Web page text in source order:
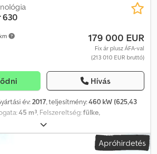
630
179 000 EUR
Fix ár plusz ÁFA-val
(213 010 EUR bruttó)
Hívás
év:2017, teljesítmény:460 kW (625,43
45 m³, Felszereltség:fülke,
, Sortávolság / testtávolság: 45 cm, sorok száma
hajtás, fényhíd, önjáró, bunker vagy
cm sortávolság, 30 t bunker, 4400 üzemóra,
Apróhirdetés